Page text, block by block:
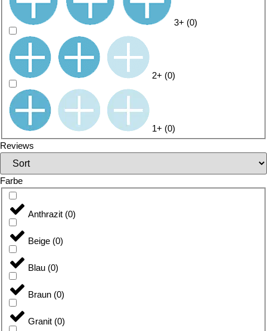
3+ (0)
2+ (0)
1+ (0)
Reviews
Farbe
Anthrazit (0)
Beige (0)
Blau (0)
Braun (0)
Granit (0)